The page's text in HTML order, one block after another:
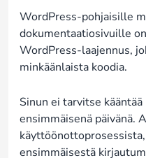
WordPress-pohjaisille
dokumentaatiosivuille
WordPress-laajennus,
minkäänlaista koodia.
Sinun ei tarvitse
ensimmäisenä päivänä.
ensimmäisestä